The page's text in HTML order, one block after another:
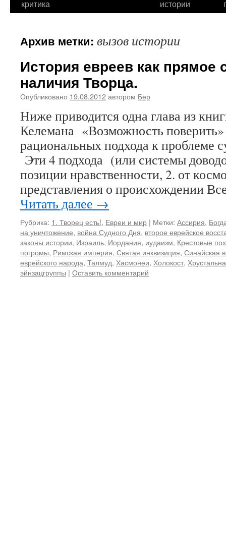
критика
истории
Архив метки: вызов истории
История евреев как прямое
наличия Творца.
Опубликовано 19.08.2012автором Бер
Ниже приводится одна глава из
Келемана «Возможность поверить»
рациональных подхода к проблеме
Эти 4 подхода (или системы
позиции нравственности, 2. от
представления о происхождении
Читать далее →
Рубрика: 1. Творец есть!, Евреи и мир | Метки: Ассирия,
на уничтожение, война Судного Дня, второе еврейское
законы истории, Израиль, Иордания, иудаизм, Крестовые
погромы, Римская империя, Святая инквизиция, Синайская
еврейского народа, Талмуд, Хасмонеи, Холокост,
эйнзацгруппы | Оставить комментарий